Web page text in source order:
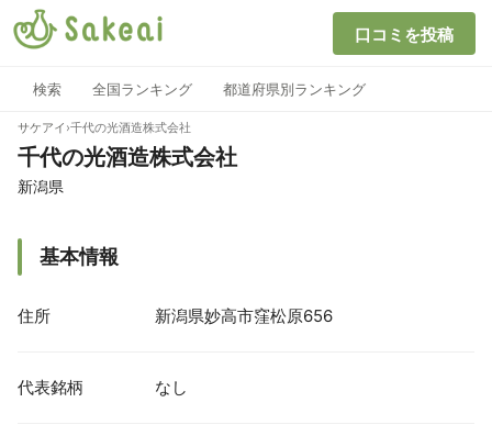
口コミを投稿
検索 全国ランキング 都道府県別ランキング
サケアイ ›千代の光酒造株式会社
千代の光酒造株式会社
新潟県
基本情報
住所 新潟県妙高市窪松原656
代表銘柄 なし